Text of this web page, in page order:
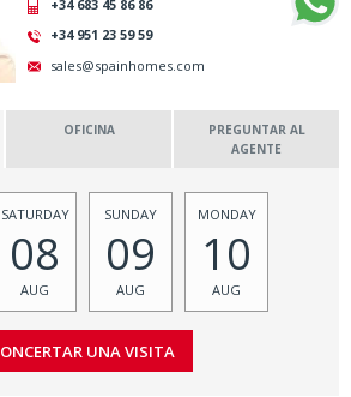
+34 683 45 86 86
+34 951 23 59 59
sales@spainhomes.com
OFICINA
PREGUNTAR AL
AGENTE
SATURDAY
08
AUG
SUNDAY
09
AUG
MONDAY
10
AUG